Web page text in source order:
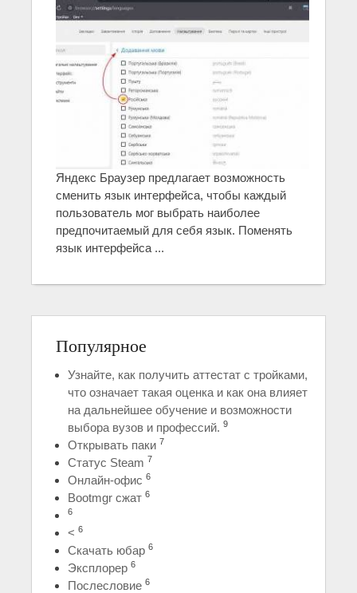
Яндекс Браузер предлагает возможность
сменить язык интерфейса, чтобы каждый
пользователь мог выбрать наиболее
предпочитаемый для себя язык. Поменять
язык интерфейса ...
Популярное
Узнайте, как получить аттестат с тройками,
что означает такая оценка и как она влияет
на дальнейшее обучение и возможности
выбора вузов и профессий. 9
Открывать паки 7
Статус Steam 7
Онлайн-офис 6
Bootmgr сжат 6
6
< 6
Скачать юбар 6
Эксплорер 6
Послесловие 6